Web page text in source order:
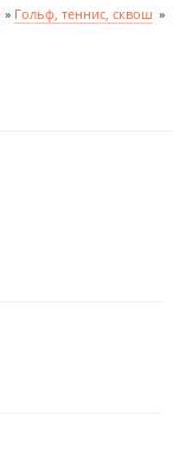
» Гольф, теннис, сквош »